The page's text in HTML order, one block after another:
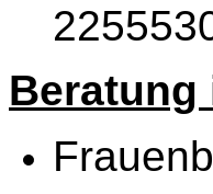
Beratung